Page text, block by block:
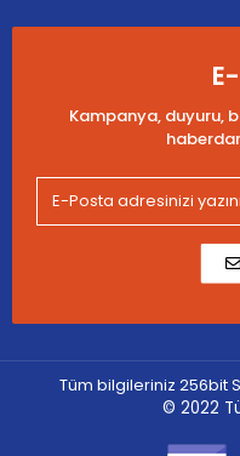
Kampanya, duyuru,
Tüm bilgileriniz 256bit
© 2022